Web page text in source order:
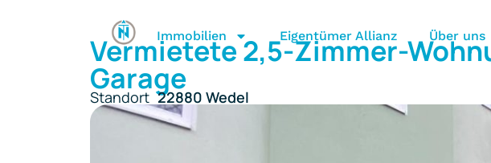
Immobilien Eigentümer Allianz Über uns
Vermietete 2,5-Zimmer-
Garage
Standort 22880 Wedel